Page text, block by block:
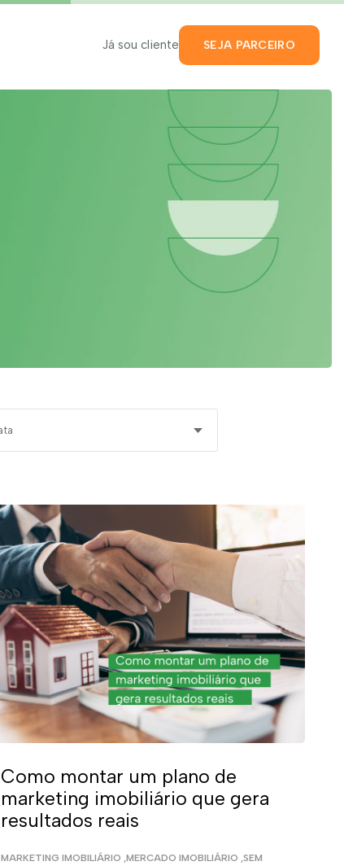
SEJA PARCEIRO
Já sou cliente
Como montar um plano de
marketing imobiliário que gera
resultados reais
MARKETING IMOBILIÁRIO ,MERCADO IMOBILIÁRIO ,SEM